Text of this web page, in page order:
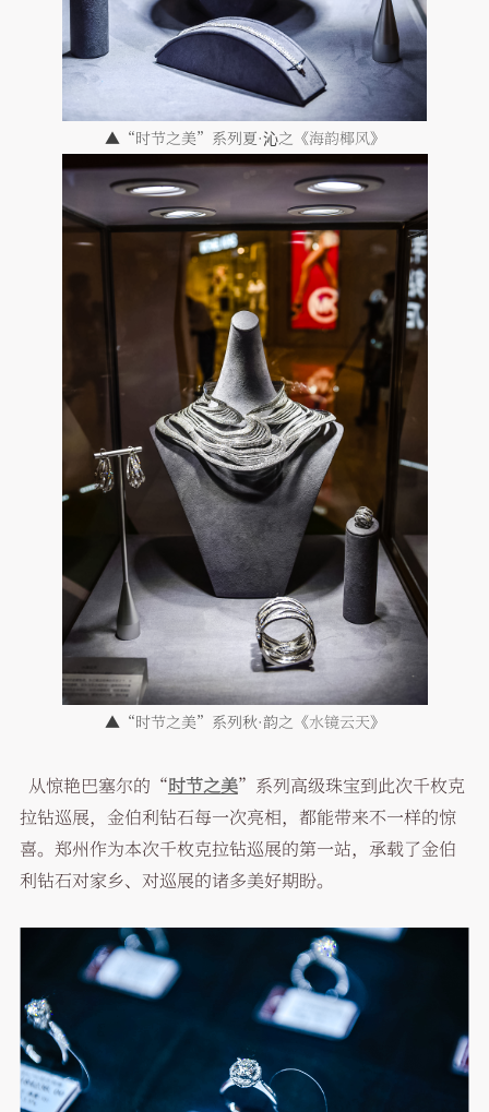
▲“时节之美”系列夏·沁之《海韵椰风》
▲“时节之美”系列秋·韵之《水镜云天》
从惊艳巴塞尔的“时节之美”系列高级珠宝到此次千枚克
拉钻巡展，金伯利钻石每一次亮相，都能带来不一样的惊
喜。郑州作为本次千枚克拉钻巡展的第一站，承载了金伯
利钻石对家乡、对巡展的诸多美好期盼。